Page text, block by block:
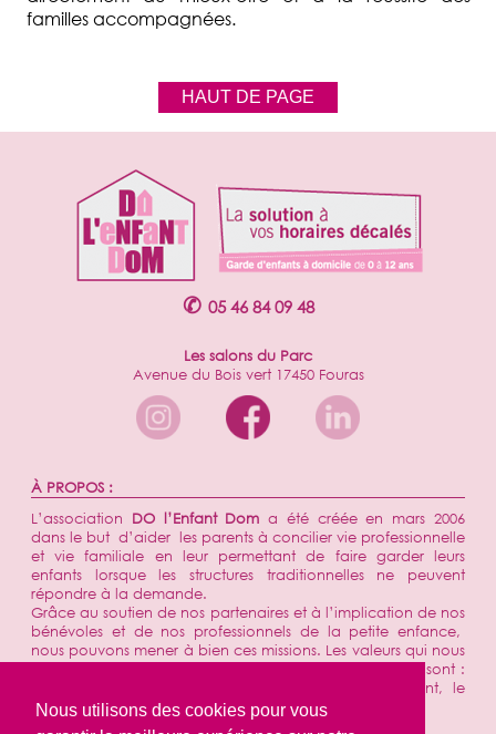
Nous utilisons des cookies pour vous
familles accompagnées.
HAUT DE PAGE
✆ 05 46 84 09 48
Les salons du Parc
Avenue du Bois vert 17450 Fouras
À PROPOS :
L’association DO l’Enfant Dom a été créée en mars 2006
dans le but d’aider les parents à concilier vie professionnelle
et vie familiale en leur permettant de faire garder leurs
enfants lorsque les structures traditionnelles ne peuvent
répondre à la demande.
Grâce au soutien de nos partenaires et à l’implication de nos
bénévoles et de nos professionnels de la petite enfance,
nous pouvons mener à bien ces missions. Les valeurs qui nous
ont toujours animées et sont de plus en plus présentes sont :
l’utilité sociale, le soutien aux familles, l’engagement, le
respect et la convivialité.